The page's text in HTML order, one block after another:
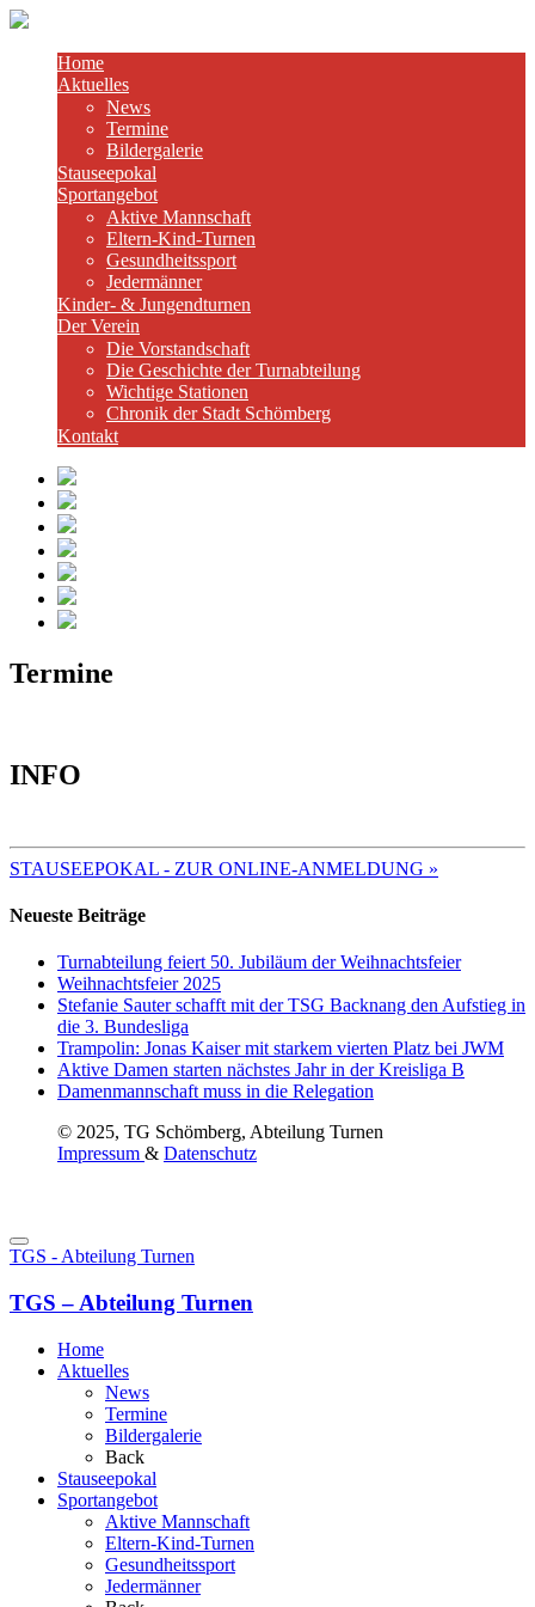
Home
Aktuelles
News
Termine
Bildergalerie
Stauseepokal
Sportangebot
Aktive Mannschaft
Eltern-Kind-Turnen
Gesundheitssport
Jedermänner
Kinder- & Jungendturnen
Der Verein
Die Vorstandschaft
Die Geschichte der Turnabteilung
Wichtige Stationen
Chronik der Stadt Schömberg
Kontakt
Termine
INFO
STAUSEEPOKAL - ZUR ONLINE-ANMELDUNG »
Neueste Beiträge
Turnabteilung feiert 50. Jubiläum der Weihnachtsfeier
Weihnachtsfeier 2025
Stefanie Sauter schafft mit der TSG Backnang den Aufstieg in
die 3. Bundesliga
Trampolin: Jonas Kaiser mit starkem vierten Platz bei JWM
Aktive Damen starten nächstes Jahr in der Kreisliga B
Damenmannschaft muss in die Relegation
© 2025, TG Schömberg, Abteilung Turnen
Impressum & Datenschutz
TGS - Abteilung Turnen
TGS – Abteilung Turnen
Home
Aktuelles
News
Termine
Bildergalerie
Back
Stauseepokal
Sportangebot
Aktive Mannschaft
Eltern-Kind-Turnen
Gesundheitssport
Jedermänner